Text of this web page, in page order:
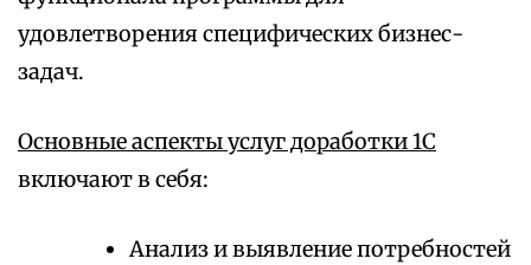
удовлетворения специфических бизнес-
задач.
Основные аспекты услуг доработки 1С
включают в себя:
Анализ и выявление потребностей